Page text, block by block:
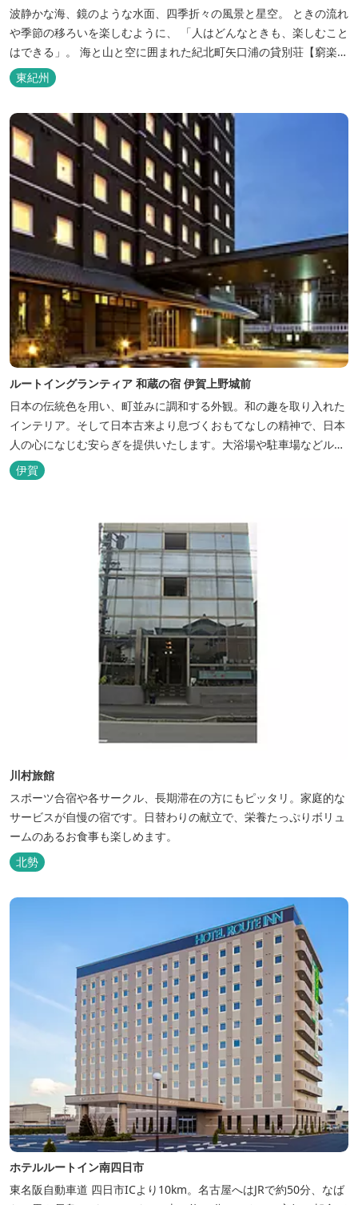
波静かな海、鏡のような水面、四季折々の風景と星空。 ときの流れ
や季節の移ろいを楽しむように、 「人はどんなときも、楽しむこと
はできる」。 海と山と空に囲まれた紀北町矢口浦の貸別荘【窮楽通
楽】。 中国古典『荘子』の一節「窮亦楽、通亦楽」から名づけまし
た。 いつでも気軽にご利用ください。
東紀州
ルートイングランティア 和蔵の宿 伊賀上野城前
日本の伝統色を用い、町並みに調和する外観。和の趣を取り入れた
インテリア。そして日本古来より息づくおもてなしの精神で、日本
人の心になじむ安らぎを提供いたします。大浴場や駐車場などルー
トインホテルズの機能性や利便性はそのままに、穏やかな和のニュ
アンスを湛えた空間は、ビジネスにも観光にも、幅広くお役立てい
伊賀
川村旅館
スポーツ合宿や各サークル、長期滞在の方にもピッタリ。家庭的な
サービスが自慢の宿です。日替わりの献立で、栄養たっぷりボリュ
ームのあるお食事も楽しめます。
北勢
ホテルルートイン南四日市
東名阪自動車道 四日市ICより10km。名古屋へはJRで約50分、なば